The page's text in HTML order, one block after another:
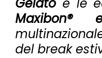
Maxibon®
del break